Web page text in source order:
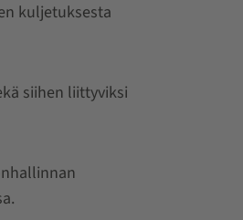
kuljetuksesta
siihen liittyviksi